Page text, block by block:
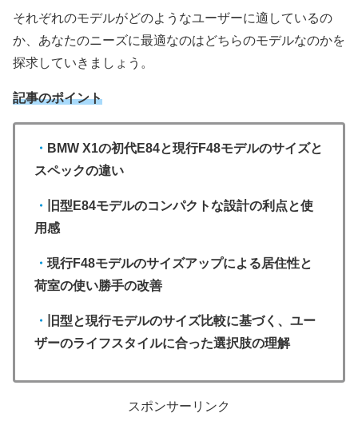
それぞれのモデルがどのようなユーザーに適しているの
か、あなたのニーズに最適なのはどちらのモデルなのかを
探求していきましょう。
記事のポイント
・ BMW X1の初代E84と現行F48モデルのサイズと
スペックの違い
・
旧型E84モデルのコンパクトな設計の利点と使
用感
・ 現行F48モデルのサイズアップによる居住性と
荷室の使い勝手の改善
・
旧型と現行モデルのサイズ比較に基づく、ユー
ザーのライフスタイルに合った選択肢の理解
スポンサーリンク